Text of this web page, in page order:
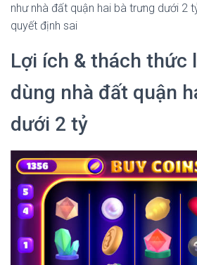
như nhà đất quận hai bà trưng dưới 2
quyết định sai
Lợi ích & thách thức
dùng nhà đất quận
dưới 2 tỷ